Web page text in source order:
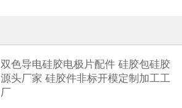
双色导电硅胶电极片配件 硅胶包硅胶
源头厂家 硅胶件非标开模定制加工工
厂